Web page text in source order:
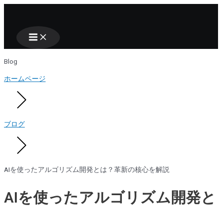
Nhảy
Main
Blog
ホームページ
ブログ
AIを使ったアルゴリズム開発とは？革新の核心を解説
AIを使ったアルゴリズム開発と